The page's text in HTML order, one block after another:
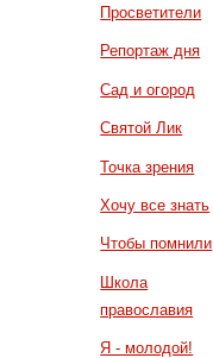
Просветители
Репортаж дня
Сад и огород
Святой Лик
Точка зрения
Хочу все знать
Чтобы помнили
Школа
православия
Я - молодой!